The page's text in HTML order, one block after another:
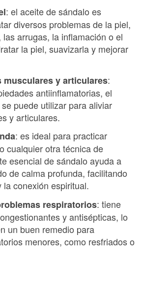
: el aceite de sándalo es
diversos problemas de la piel,
arrugas, la inflamación o el
la piel, suavizarla y mejorar
y articulares:
antiinflamatorias, el
puede utilizar para aliviar
y articulares.
: es ideal para practicar
cualquier otra técnica de
esencial de sándalo ayuda a
de calma profunda, facilitando
la conexión espiritual.
respiratorios: tiene
y antisépticas, lo
un buen remedio para
menores, como resfriados o